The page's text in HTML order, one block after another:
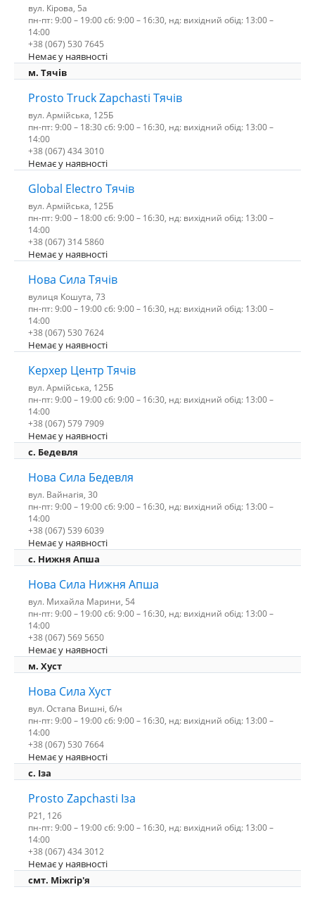
вул. Кірова, 5а
пн-пт: 9:00 – 19:00 сб: 9:00 – 16:30, нд: вихідний обід: 13:00 –
14:00
+38 (067) 530 7645
Немає у наявності
м. Тячів
Prosto Truck Zapchasti Тячів
вул. Армійська, 125Б
пн-пт: 9:00 – 18:30 сб: 9:00 – 16:30, нд: вихідний обід: 13:00 –
14:00
+38 (067) 434 3010
Немає у наявності
Global Electro Тячів
вул. Армійська, 125Б
пн-пт: 9:00 – 18:00 сб: 9:00 – 16:30, нд: вихідний обід: 13:00 –
14:00
+38 (067) 314 5860
Немає у наявності
Нова Сила Тячів
вулиця Кошута, 73
пн-пт: 9:00 – 19:00 сб: 9:00 – 16:30, нд: вихідний обід: 13:00 –
14:00
+38 (067) 530 7624
Немає у наявності
Керхер Центр Тячів
вул. Армійська, 125Б
пн-пт: 9:00 – 19:00 сб: 9:00 – 16:30, нд: вихідний обід: 13:00 –
14:00
+38 (067) 579 7909
Немає у наявності
c. Бедевля
Нова Сила Бедевля
вул. Вайнагія, 30
пн-пт: 9:00 – 19:00 сб: 9:00 – 16:30, нд: вихідний обід: 13:00 –
14:00
+38 (067) 539 6039
Немає у наявності
с. Нижня Апша
Нова Сила Нижня Апша
вул. Михайла Марини, 54
пн-пт: 9:00 – 19:00 сб: 9:00 – 16:30, нд: вихідний обід: 13:00 –
14:00
+38 (067) 569 5650
Немає у наявності
м. Хуст
Нова Сила Хуст
вул. Остапа Вишні, б/н
пн-пт: 9:00 – 19:00 сб: 9:00 – 16:30, нд: вихідний обід: 13:00 –
14:00
+38 (067) 530 7664
Немає у наявності
c. Іза
Prosto Zapchasti Іза
P21, 126
пн-пт: 9:00 – 19:00 сб: 9:00 – 16:30, нд: вихідний обід: 13:00 –
14:00
+38 (067) 434 3012
Немає у наявності
смт. Міжгір'я